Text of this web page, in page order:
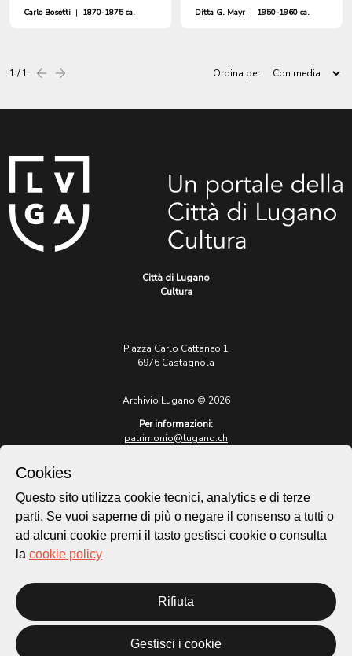
Carlo Bosetti | 1870-1875 ca. Ditta G. Mayr | 1950-1960 ca.
1 / 1 Precedentesuccessiva Ordina per
Città di Lugano
Cultura
Piazza Carlo Cattaneo 1
6976 Castagnola
Archivio Lugano © 2026
Per informazioni:
patrimonio@lugano.ch
lugano.ch
Cookie policy
Homepage
Temi
Novità
Cookies
Questo sito utilizza cookie tecnici, analytics e di terze
parti. Se vuoi saperne di più o negare il consenso a tutti o
ad alcuni cookie premi il tasto gestisci cookie o consulta
la cookie policy
Rifiuta
Gestisci i cookie